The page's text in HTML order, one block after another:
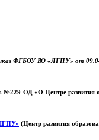
ФГБОУ ВО «ЛГПУ» от
№229-ОД «О Центре развития
(Центр развития